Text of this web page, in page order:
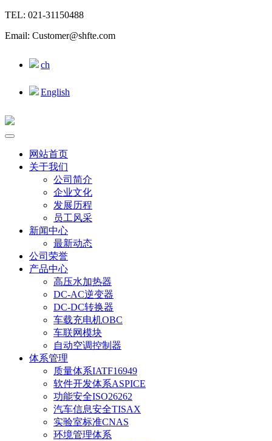
TEL: 021-31150488
Email: Customer@shfte.com
ch
English
网站首页
关于我们
公司简介
企业文化
发展历程
员工风采
新闻中心
最新动态
公司荣誉
产品中心
高压水加热器
DC-AC逆变器
DC-DC转换器
车载充电机OBC
车联网模块
自动空调控制器
体系管理
质量体系IATF16949
软件开发体系ASPICE
功能安全ISO26262
汽车信息安全TISAX
实验室标准CNAS
环境管理体系